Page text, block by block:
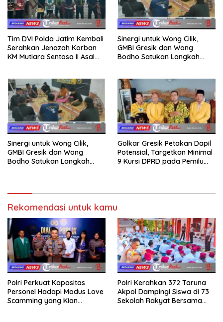
Tim DVI Polda Jatim Kembali
Serahkan Jenazah Korban
KM Mutiara Sentosa II Asal
Sinergi untuk Wong Cilik,
GMBI Gresik dan Wong
Bodho Satukan Langkah
Sinergi untuk Wong Cilik,
GMBI Gresik dan Wong
Bodho Satukan Langkah
Golkar Gresik Petakan Dapil
Potensial, Targetkan Minimal
9 Kursi DPRD pada Pemilu
Rekomendasi untuk kamu
Polri Perkuat Kapasitas
Personel Hadapi Modus Love
Scamming yang Kian
Polri Kerahkan 372 Taruna
Akpol Dampingi Siswa di 73
Sekolah Rakyat Bersama